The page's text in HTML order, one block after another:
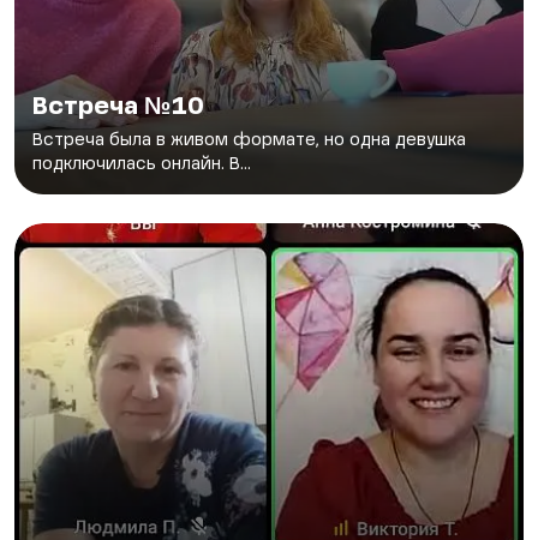
Встреча №10
Встреча была в живом формате, но одна девушка
подключилась онлайн. В...